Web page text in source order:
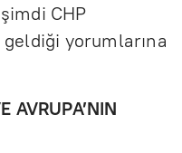
CHP
yorumlarına
AVRUPA’NIN